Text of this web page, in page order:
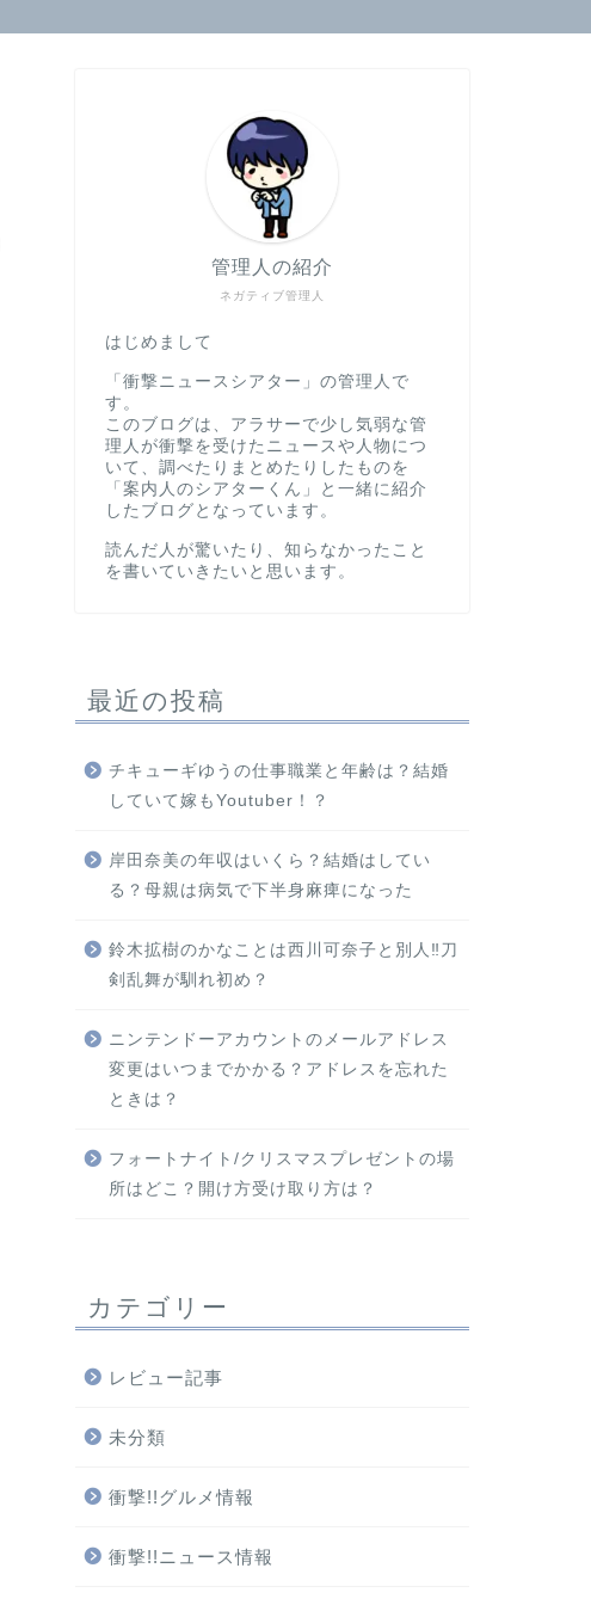
ネガティブ管理人
管理人の紹介
はじめまして
「衝撃ニュースシアター」の管理人で
す。
このブログは、アラサーで少し気弱な管
理人が衝撃を受けたニュースや人物につ
いて、調べたりまとめたりしたものを
「案内人のシアターくん」と一緒に紹介
したブログとなっています。
読んだ人が驚いたり、知らなかったこと
を書いていきたいと思います。
最近の投稿
チキューギゆうの仕事職業と年齢は？結婚
していて嫁もYoutuber！？
岸田奈美の年収はいくら？結婚はしてい
る？母親は病気で下半身麻痺になった
鈴木拡樹のかなことは西川可奈子と別人‼刀
剣乱舞が馴れ初め？
ニンテンドーアカウントのメールアドレス
変更はいつまでかかる？アドレスを忘れた
ときは？
フォートナイト/クリスマスプレゼントの場
所はどこ？開け方受け取り方は？
カテゴリー
レビュー記事
未分類
衝撃!!グルメ情報
衝撃!!ニュース情報